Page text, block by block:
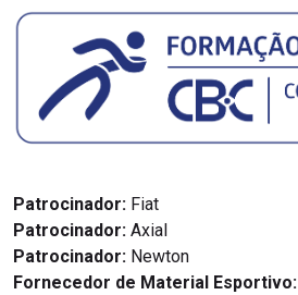
Patrocinador: Fiat
Patrocinador: Axial
Patrocinador: Newton
Fornecedor de Material Esportivo: